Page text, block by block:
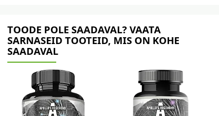
TOODE POLE SAADAVAL? VAATA
SARNASEID TOOTEID, MIS ON KOHE
SAADAVAL